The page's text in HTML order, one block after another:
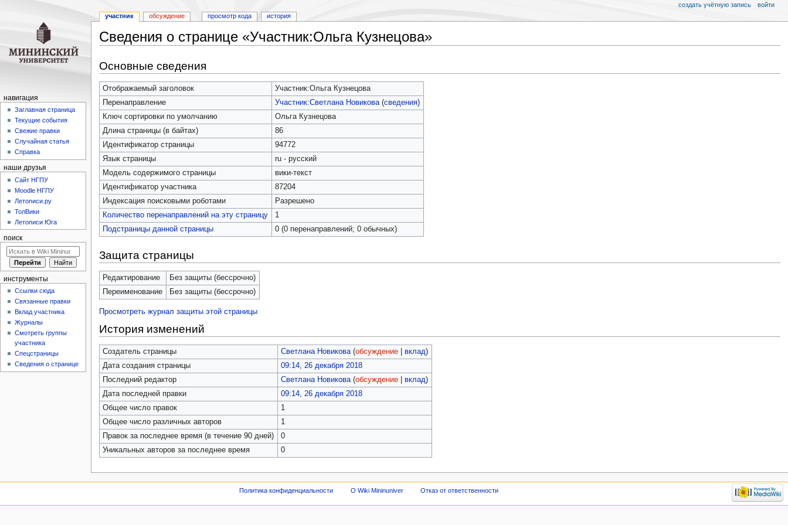
Сведения о странице «Участник:Ольга Кузнецова»
к
навигации
к
поиску
Основные сведения
Отображаемый заголовок
Участник:Ольга Кузнецова
Перенаправление
Участник:Светлана Новикова(сведения)
Ключ сортировки по умолчанию
Ольга Кузнецова
Длина страницы (в байтах)
86
Идентификатор страницы
94772
Язык страницы
ru - русский
Модель содержимого страницы
вики-текст
Идентификатор участника
87204
Индексация поисковыми роботами
Разрешено
Количество перенаправлений на эту страницу
1
Подстраницы данной страницы
0 (0 перенаправлений; 0 обычных)
Защита страницы
Редактирование
Без защиты (бессрочно)
Переименование
Без защиты (бессрочно)
Просмотреть журнал защиты этой страницы
История изменений
Создатель страницы Светлана Новикова (обсуждение| вклад)
Дата создания страницы
09:14, 26 декабря 2018
Последний редактор
Светлана Новикова (обсуждение| вклад)
Дата последней правки
09:14, 26 декабря 2018
Общее число правок
1
Общее число различных авторов
1
Правок за последнее время (в течение 90 дней)
0
Уникальных авторов за последнее время
0
участник обсуждение просмотр кода история
создать учётную запись войти
навигация
Заглавная страница
Текущие события
Свежие правки
Случайная статья
Справка
наши друзья
Cайт НГПУ
Moodle НГПУ
Летописи.ру
ТолВики
Летописи Юга
поиск
инструменты
Ссылки сюда
Связанные правки
Вклад участника
Журналы
Смотреть группы
участника
Спецстраницы
Сведения о странице
Политика конфиденциальности О Wiki Mininuniver Отказ от ответственности